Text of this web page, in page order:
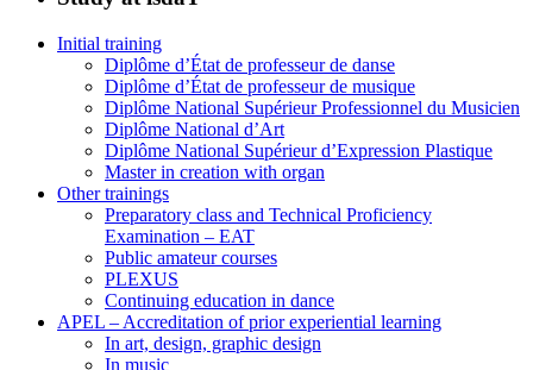
Initial training
Diplôme d’État de professeur de danse
Diplôme d’État de professeur de musique
Diplôme National Supérieur Professionnel du Musicien
Diplôme National d’Art
Diplôme National Supérieur d’Expression Plastique
Master in creation with organ
Other trainings
Preparatory class and Technical Proficiency
Examination – EAT
Public amateur courses
PLEXUS
Continuing education in dance
APEL – Accreditation of prior experiential learning
In art, design, graphic design
In music